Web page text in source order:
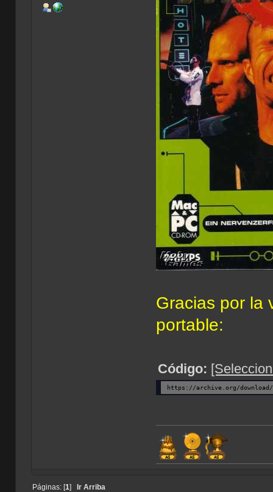
Gracias por la
portable:
Código:
https://archive.org/download/
Páginas: [ 1] Ir Arriba